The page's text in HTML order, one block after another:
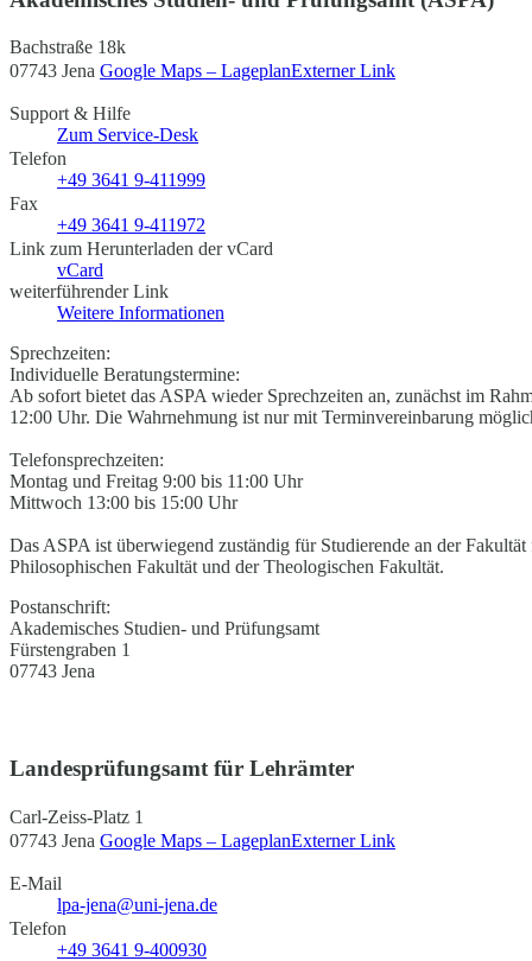
Bachstraße 18k
07743 Jena Google Maps – LageplanExterner Link
Support & Hilfe
Zum Service-Desk
Telefon
+49 3641 9-411999
Fax
+49 3641 9-411972
Link zum Herunterladen der vCard
vCard
weiterführender Link
Weitere Informationen
Sprechzeiten:
Individuelle Beratungstermine:
Ab sofort bietet das ASPA wieder Sprechzeiten an, zunächst im
12:00 Uhr. Die Wahrnehmung ist nur mit Terminvereinbarung
Telefonsprechzeiten:
Montag und Freitag 9:00 bis 11:00 Uhr
Mittwoch 13:00 bis 15:00 Uhr
Das ASPA ist überwiegend zuständig für Studierende an der
Philosophischen Fakultät und der Theologischen Fakultät.
Postanschrift:
Akademisches Studien- und Prüfungsamt
Fürstengraben 1
07743 Jena
Landesprüfungsamt für Lehrämter
Carl-Zeiss-Platz 1
07743 Jena Google Maps – LageplanExterner Link
E-Mail
lpa-jena@uni-jena.de
Telefon
+49 3641 9-400930